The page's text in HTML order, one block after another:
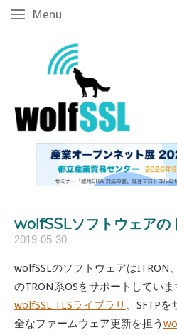
Skip
Menu
wolfSSLソフトウェアの
2019-05-30
wolfSSLのソフトウェアはITRON
のTRON系OSをサポートしてい
wolfSSL TLSライブラリ 、SFTPを
全なファームウェア更新を担う